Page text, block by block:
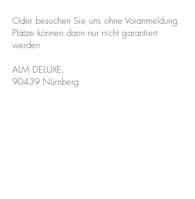
Oder besuchen Sie uns ohne Voranmeldung.
Plätze können dann nur nicht garantiert
werden
ALM DELUXE,
90439 Nürnberg